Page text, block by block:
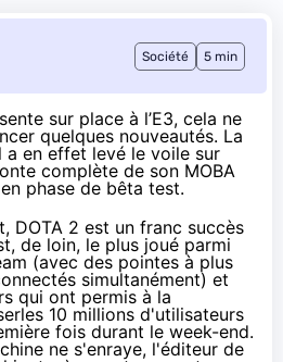
Société 5 min
sur place à l’E3, cela ne
quelques nouveautés. La
a en effet levé le voile sur
complète de son MOBA
phase de bêta test.
DOTA 2 est un franc succès
de loin, le plus joué parmi
(avec des pointes à plus
simultanément) et
qui ont permis à la
10 millions d'utilisateurs
fois durant le week-end.
ne s'enraye, l'éditeur de